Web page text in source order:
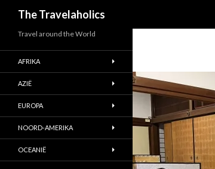
The Travelaholics
Travel around the World
AFRIKA
AZIË
EUROPA
NOORD-AMERIKA
OCEANIË